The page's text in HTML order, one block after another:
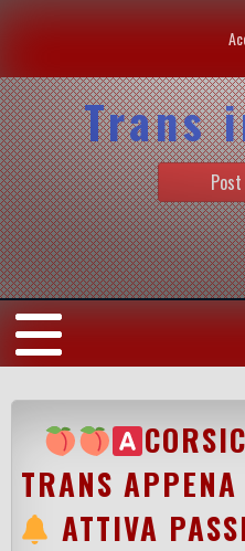
Trans
TRANS
ATTIVA